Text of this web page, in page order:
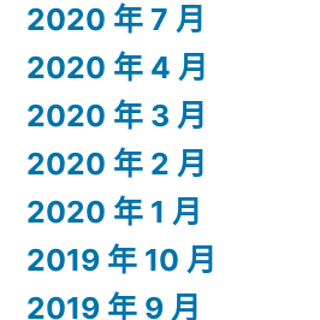
2020 年 7 月
2020 年 4 月
2020 年 3 月
2020 年 2 月
2020 年 1 月
2019 年 10 月
2019 年 9 月